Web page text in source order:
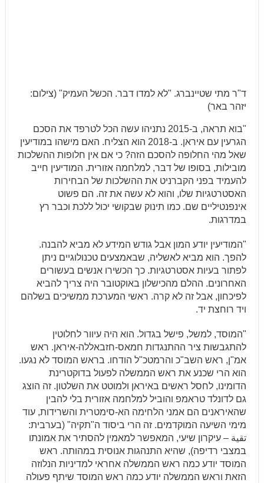
ד"ר מתי שטיינברג. "לא למדו דבר. הכשל העמיק" (צילום:
יזהר באר)
"בוא תראה, ב-2015 נתניהו עשה הכל לטרפד את הסכם
הגרעין עם איראן. ב-2018 הוא הצליח. האם מישהו במודיעין
שאל מהי החלופה להסכם הזה? כי אם אין חלופות ההשלכות
מובילות, בסופו של דבר, למלחמה אזורית. המודיעין חייב
להעמיד בפני הקברניט את ההשלכות של הבחירות
האסטרטגיות שלו, והוא לא עשה את זה. הם פשוט
אינפנטיליים שם. כמו תינוק שבקושי יכול ללכת וכבר רץ
במדרגות.
"המודיעין יודע המון אבל גודש המידע לא מביא להבנה.
להפך. הוא מביא לאשליה, שבאמצעים טכנולוגיים ניתן
לפתור בעיות אסטרטגיות. כך הכשירו אנשים בעשורים
האחרונים. ההלם מהכישלון באוקטובר היה צריך להביא
לפיכחון, אבל זה לא קרה. ראשי המערכת ממשיכים בשלהם
ויד רוחצת יד.
"המוסד, למשל, פישל בגדול. הוא היה עיוור לחלוטין
להתגבשות ציר ההתנגדות חמאס-חזבאללה-איראן. ראש
אמ"ן, ראש השב"כ והרמטכ"ל הודחו. בראש המוסד לא נגעו.
הוא הרי שכנע את ראש הממשלה לפעול בדוקטרינת
הדומינו, לחסל ראשים באיראן ולמוטט את השלטון. זה הוצג
גם לדונלד טראמפ והוביל למלחמה אזורית בלי להבין
שהאיראנים הם אמני הלחימה הא-סימטרית והשרידות, עוד
מימי השיעה המוקדמים. זה הרי ביסוד ה"תקיה" (בערבית:
تقية – עיקרון שיעי, המאפשר למאמין להסתיר את אמונתו
במצבי רדיפה), שהיא התנהגות אנוסית במהותה. ראש
המוסד יודע כמה ראש הממשלה אחראי למדיניות הנלוזה
הזאת וראש הממשלה יודע כמה ראש המוסד שיתף פעולה